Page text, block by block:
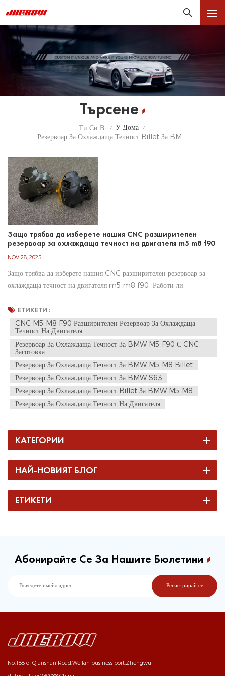
Търсене
Ти Си В: / У Дома /
Защо трябва да изберете нашия CNC разширителен
резервоар за охлаждаща течност на двигателя m5 m8 f90
NOV 28, 2025
Защо трябва да изберете нашия CNC разширителен резервоар за
охлаждаща течност на двигателя m5 m8 f90 Работи ли
охладителната система на вашия автомобил по най-добрия начин?
Или все още разчитате на стандартен пластмасов разширителен
резервоар, който е само на един цикъл на загряване от това да се п...
ЕТИКЕТИ :
CNC M5 M8 F90 Разширителен Резервоар За Охлаждаща
Течност На Двигателя
Резервоар За Охлаждаща Течност За BMW M5 F90 С CNC
Заготовка
Резервоар За Охлаждаща Течност За BMW M5 M8 Billet
Резервоар За Охлаждаща Течност За BMW S63
Резервоар За Охлаждаща Течност Billet За BMW M5 M8
Резервоар За Охлаждаща Течност На Двигателя
КАТЕГОРИИ
НАЙ-НОВИЯТ БЛОГ
ЕТИКЕТИ
Абонирайте Се За Нашите Бюлетини
No.188 of Qianshan Road,Weilan business port,Zhengwu